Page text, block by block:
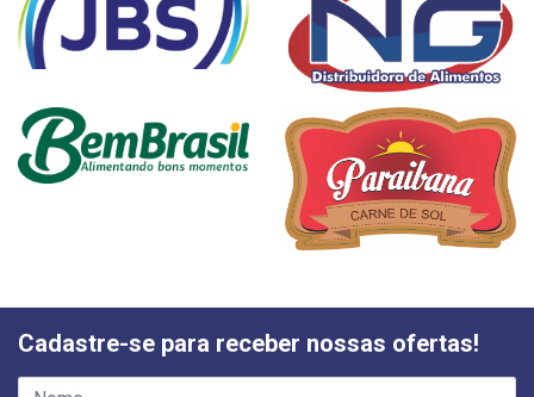
Cadastre-se para receber nossas ofertas!